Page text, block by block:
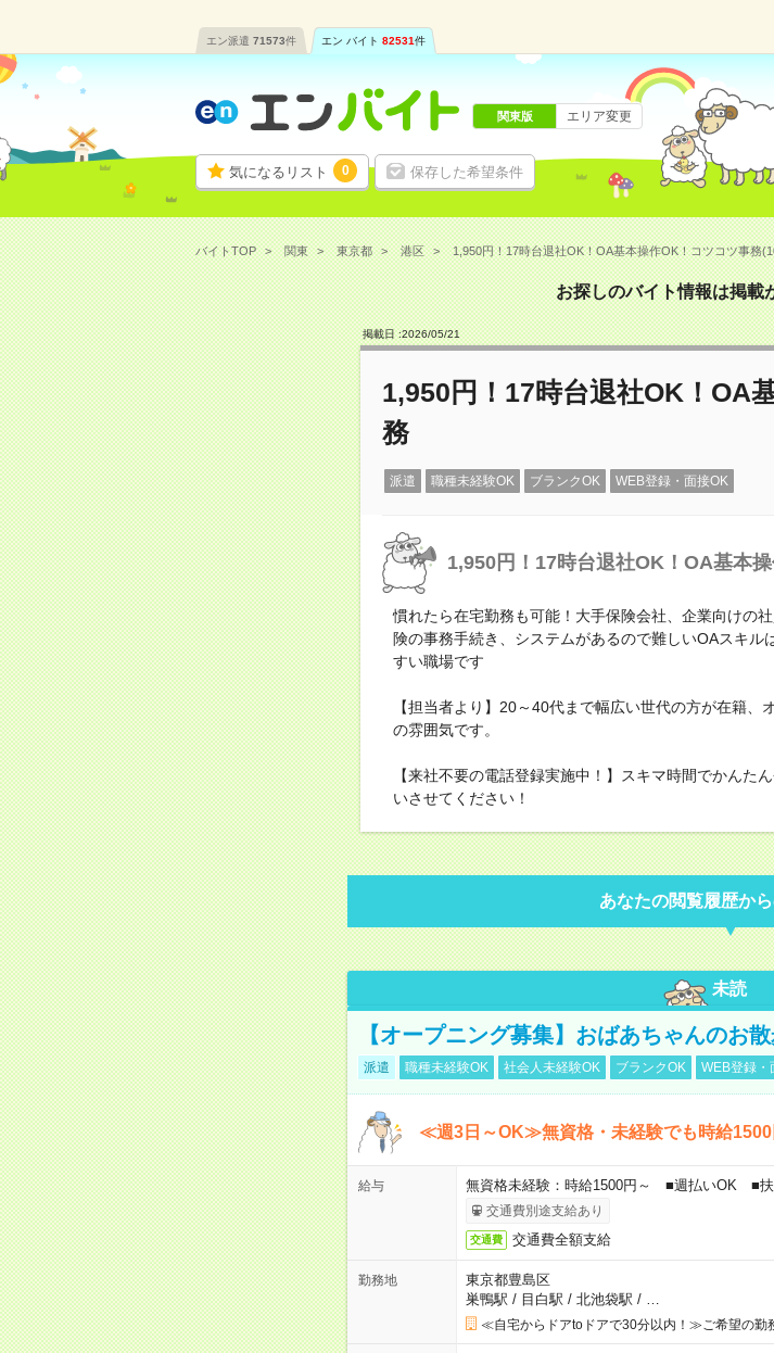
エン派遣 71573件 エン バイト 82531件
気になるリスト 0 保存した希望条件
関東版 エリア変更
バイトTOP 関東 東京都 港区 1,950円！17時台退社OK！OA基本操作OK！コツコツ事務
お探しのバイト情報は掲載
掲載日 :2026/05/21
1,950円！17時台退社OK！OA
務
派遣 職種未経験OK ブランクOK WEB登録・面接OK
1,950円！17時台退社OK！OA基本操
慣れたら在宅勤務も可能！大手保険会社、企業向けの
険の事務手続き、システムがあるので難しいOAスキル
すい職場です
【担当者より】20～40代まで幅広い世代の方が在籍
の雰囲気です。
【来社不要の電話登録実施中！】スキマ時間でかんた
いさせてください！
あなたの閲覧履歴か
未読
【オープニング募集】おばあちゃんのお
派遣 職種未経験OK 社会人未経験OK ブランクOK WEB登録・
≪週3日～OK≫無資格・未経験でも時給1500
給与 無資格未経験：時給1500円～ ■週払いOK ■
交通費別途支給あり
交通費 交通費全額支給
勤務地
東京都豊島区
巣鴨駅 / 目白駅 / 北池袋駅 /
≪自宅からドアtoドアで30分以内！≫ご希望の勤